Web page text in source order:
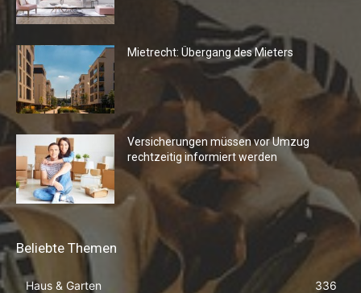
Mietrecht: Übergang des Mieters
Versicherungen müssen vor Umzug
rechtzeitig informiert werden
Beliebte Themen
Haus & Garten
336